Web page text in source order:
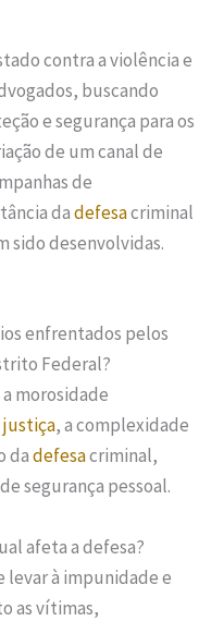
contra a violência e
buscando
e segurança para os
de um canal de
de
dadefesacriminal
sido desenvolvidas.
enfrentados pelos
Federal?
morosidade
justiça, a complexidade
dadefesacriminal,
segurança pessoal.
afeta a defesa?
levar à impunidade e
as vítimas,